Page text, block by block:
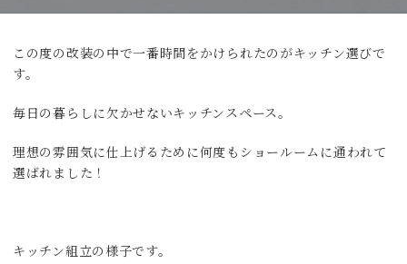
この度の改装の中で一番時間をかけられたのがキッチン選びで
す。
毎日の暮らしに欠かせないキッチンスペース。
理想の雰囲気に仕上げるために何度もショールームに通われて
選ばれました！
キッチン組立の様子です。